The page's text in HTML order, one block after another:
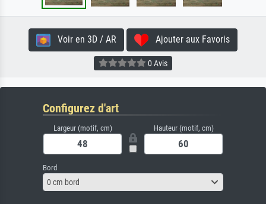
Voir en 3D / AR Ajouter aux Favoris
0 Avis
Configurez d'art
Largeur (motif, cm) Hauteur (motif, cm)
Bord
0 cm bord